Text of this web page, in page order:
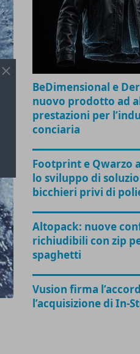
BeDimensional e
nuovo prodotto ad
prestazioni per
conciaria
Footprint e Qwarzo
lo sviluppo di
bicchieri privi di
Altopack: nuove
richiudibili con zip
spaghetti
Vusion firma
l’acquisizione di In-